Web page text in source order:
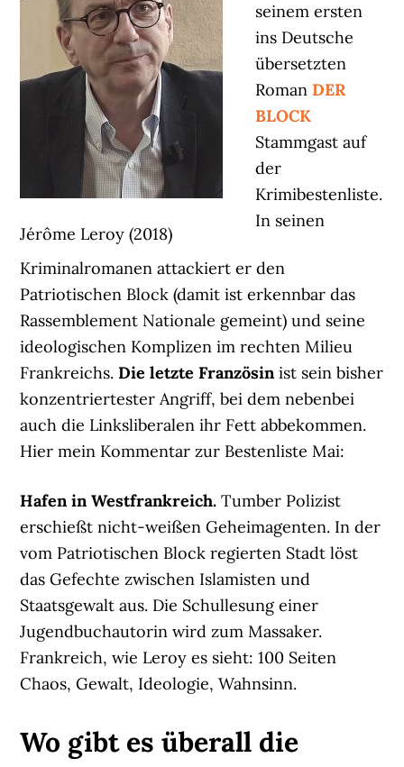
Jérôme Leroy (2018)
seinem ersten
ins Deutsche
übersetzten
Roman DER
BLOCK
Stammgast auf
der
Krimibestenliste.
In seinen
Kriminalromanen attackiert er den
Patriotischen Block (damit ist erkennbar das
Rassemblement Nationale gemeint) und seine
ideologischen Komplizen im rechten Milieu
Frankreichs.Die letzte Französinist sein bisher
konzentriertester Angriff, bei dem nebenbei
auch die Linksliberalen ihr Fett abbekommen.
Hier mein Kommentar zur Bestenliste Mai:
Hafen in Westfrankreich.Tumber Polizist
erschießt nicht-weißen Geheimagenten. In der
vom Patriotischen Block regierten Stadt löst
das Gefechte zwischen Islamisten und
Staatsgewalt aus. Die Schullesung einer
Jugendbuchautorin wird zum Massaker.
Frankreich, wie Leroy es sieht: 100 Seiten
Chaos, Gewalt, Ideologie, Wahnsinn.
Wo gibt es überall die